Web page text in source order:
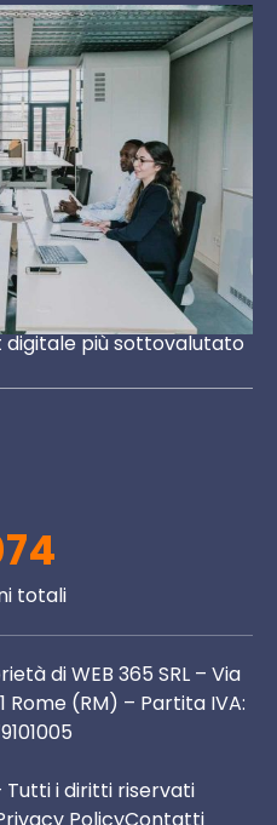
digitale più sottovalutato
totali
di WEB 365 SRL – Via
Rome (RM) – Partita IVA:
i diritti riservati